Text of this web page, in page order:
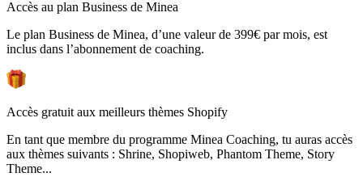
Accès au plan Business de Minea
Le plan Business de Minea, d’une valeur de 399€ par mois, est
inclus dans l’abonnement de coaching.
Accès gratuit aux meilleurs thèmes Shopify
En tant que membre du programme Minea Coaching, tu auras accès
aux thèmes suivants : Shrine, Shopiweb, Phantom Theme, Story
Theme...